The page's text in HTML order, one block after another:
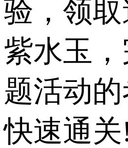
验，领
紫水玉
题活动的
快速通关